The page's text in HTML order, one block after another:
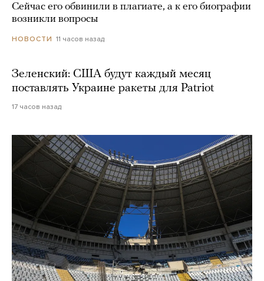
Сейчас его обвинили в плагиате, а к его биографии
возникли вопросы
НОВОСТИ 11 часов назад
Зеленский: США будут каждый месяц
поставлять Украине ракеты для Patriot
17 часов назад